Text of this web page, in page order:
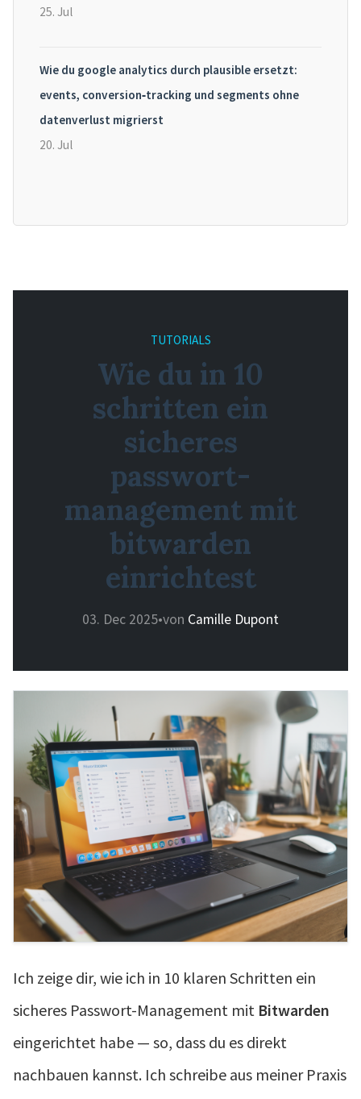
25. Jul
Wie du google analytics durch plausible ersetzt:
events, conversion‑tracking und segments ohne
datenverlust migrierst
20. Jul
TUTORIALS
Wie du in 10
schritten ein
sicheres
passwort-
management mit
bitwarden
einrichtest
03. Dec 2025•von Camille Dupont
Ich zeige dir, wie ich in 10 klaren Schritten ein
sicheres Passwort-Management mit Bitwarden
eingerichtet habe — so, dass du es direkt
nachbauen kannst. Ich schreibe aus meiner Praxis